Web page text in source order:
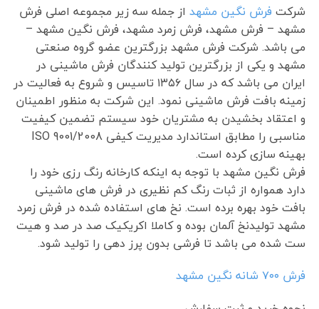
شرکت فرش نگین مشهداز جمله سه زیر مجموعه اصلی فرش
مشهد – فرش مشهد، فرش زمرد مشهد، فرش نگین مشهد –
می باشد. شرکت فرش مشهد بزرگترین عضو گروه صنعتی
مشهد و یکی از بزرگترین تولید کنندگان فرش ماشینی در
ایران می باشد که در سال ۱۳۵۶ تاسیس و شروع به فعالیت در
زمینه بافت فرش ماشینی نمود. این شرکت به منظور اطمینان
و اعتقاد بخشیدن به مشتریان خود سیستم تضمین کیفیت
مناسبی را مطابق استاندارد مدیریت کیفی ISO 9001/2008
بهینه سازی کرده است.
فرش نگین مشهد با توجه به اینکه کارخانه رنگ رزی خود را
دارد همواره از ثبات رنگ کم نظیری در فرش های ماشینی
بافت خود بهره برده است. نخ های استفاده شده در فرش زمرد
مشهد تولیدنخ آلمان بوده و کاملا اکریکیک صد در صد و هیت
ست شده می باشد تا فرشی بدون پرز دهی را تولید شود.
فرش ٧٠٠ شانه نگین مشهد